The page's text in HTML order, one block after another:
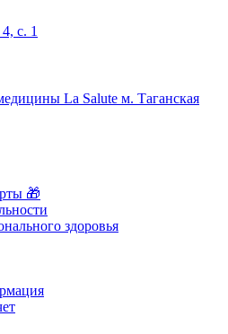
с. 1
🎁
здоровья